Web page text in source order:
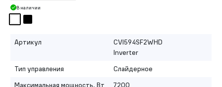
В наличии
Артикул
CVI594SF2WHD
Inverter
Тип управления
Слайдерное
Максимальная мощность, Вт
7200